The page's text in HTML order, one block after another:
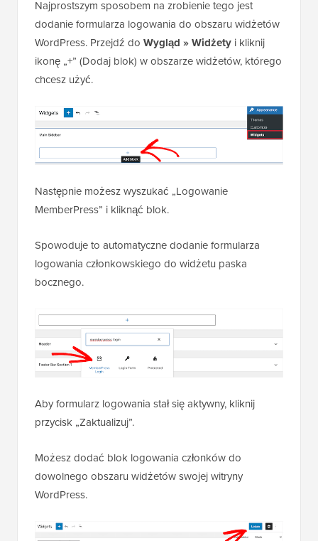
Najprostszym sposobem na zrobienie tego jest
dodanie formularza logowania do obszaru widżetów
WordPress. Przejdź do Wygląd » Widżety i kliknij
ikonę „+” (Dodaj blok) w obszarze widżetów, którego
chcesz użyć.
Następnie możesz wyszukać „Logowanie
MemberPress” i kliknąć blok.
Spowoduje to automatyczne dodanie formularza
logowania członkowskiego do widżetu paska
bocznego.
Aby formularz logowania stał się aktywny, kliknij
przycisk „Zaktualizuj”.
Możesz dodać blok logowania członków do
dowolnego obszaru widżetów swojej witryny
WordPress.